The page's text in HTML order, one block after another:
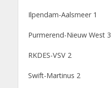
Ilpendam-Aalsmeer 1
Purmerend-Nieuw West 3
RKDES-VSV 2
Swift-Martinus 2